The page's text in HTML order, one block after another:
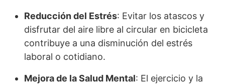
Reducción del Estrés: Evitar los atascos y
disfrutar del aire libre al circular en bicicleta
contribuye a una disminución del estrés
laboral o cotidiano.
Mejora de la Salud Mental: El ejercicio y la